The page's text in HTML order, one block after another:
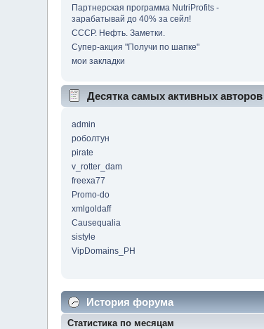
Партнерская программа NutriProfits -
зарабатывай до 40% за сейл!
СССР. Нефть. Заметки.
Супер-акция "Получи по шапке"
мои закладки
Десятка самых активных авторов
admin
роболтун
pirate
v_rotter_dam
freexa77
Promo-do
xmlgoldaff
Causequalia
sistyle
VipDomains_PH
История форума
Статистика по месяцам